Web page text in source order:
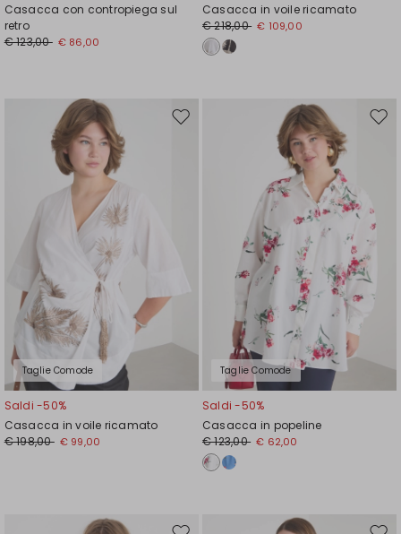
Casacca con contropiega sul
retro
€ 123,00 € 86,00
Casacca in voile ricamato
€ 218,00 € 109,00
Taglie Comode
Sposta
Saldi -50%
Casacca in voile ricamato
€ 198,00 € 99,00
Taglie Comode
Saldi -50%
Casacca in popeline
€ 123,00 € 62,00